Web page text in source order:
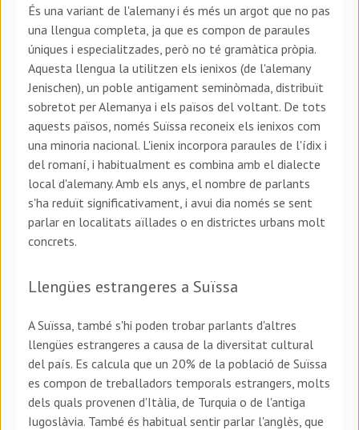
És una variant de l'alemany i és més un argot que no pas
una llengua completa, ja que es compon de paraules
úniques i especialitzades, però no té gramàtica pròpia.
Aquesta llengua la utilitzen els ienixos (de l'alemany
Jenischen), un poble antigament seminòmada, distribuït
sobretot per Alemanya i els països del voltant. De tots
aquests països, només Suïssa reconeix els ienixos com
una minoria nacional. L'ienix incorpora paraules de l'ídix i
del romaní, i habitualment es combina amb el dialecte
local d'alemany. Amb els anys, el nombre de parlants
s'ha reduït significativament, i avui dia només se sent
parlar en localitats aïllades o en districtes urbans molt
concrets.
Llengües estrangeres a Suïssa
A Suïssa, també s'hi poden trobar parlants d'altres
llengües estrangeres a causa de la diversitat cultural
del país. Es calcula que un 20% de la població de Suïssa
es compon de treballadors temporals estrangers, molts
dels quals provenen d'Itàlia, de Turquia o de l'antiga
Iugoslàvia. També és habitual sentir parlar l'anglès, que